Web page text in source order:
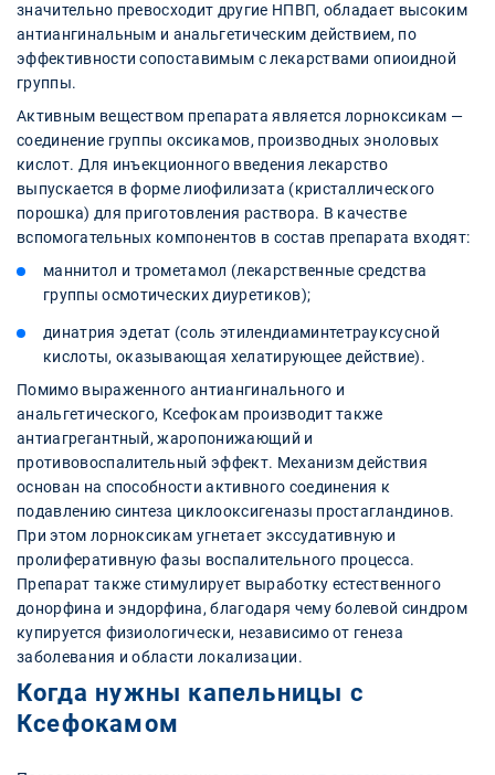
значительно превосходит другие НПВП, обладает высоким
антиангинальным и анальгетическим действием, по
эффективности сопоставимым с лекарствами опиоидной
группы.
Активным веществом препарата является лорноксикам —
соединение группы оксикамов, производных эноловых
кислот. Для инъекционного введения лекарство
выпускается в форме лиофилизата (кристаллического
порошка) для приготовления раствора. В качестве
вспомогательных компонентов в состав препарата входят:
маннитол и трометамол (лекарственные средства
группы осмотических диуретиков);
динатрия эдетат (соль этилендиаминтетрауксусной
кислоты, оказывающая хелатирующее действие).
Помимо выраженного антиангинального и
анальгетического, Ксефокам производит также
антиагрегантный, жаропонижающий и
противовоспалительный эффект. Механизм действия
основан на способности активного соединения к
подавлению синтеза циклооксигеназы простагландинов.
При этом лорноксикам угнетает экссудативную и
пролиферативную фазы воспалительного процесса.
Препарат также стимулирует выработку естественного
донорфина и эндорфина, благодаря чему болевой синдром
купируется физиологически, независимо от генеза
заболевания и области локализации.
Когда нужны капельницы с
Ксефокамом